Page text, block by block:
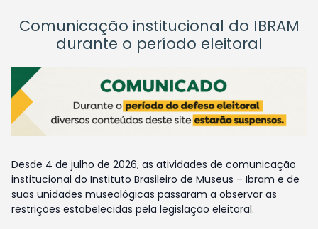
Comunicação institucional do IBRAM
durante o período eleitoral
Desde 4 de julho de 2026, as atividades de comunicação
institucional do Instituto Brasileiro de Museus – Ibram e de
suas unidades museológicas passaram a observar as
restrições estabelecidas pela legislação eleitoral.